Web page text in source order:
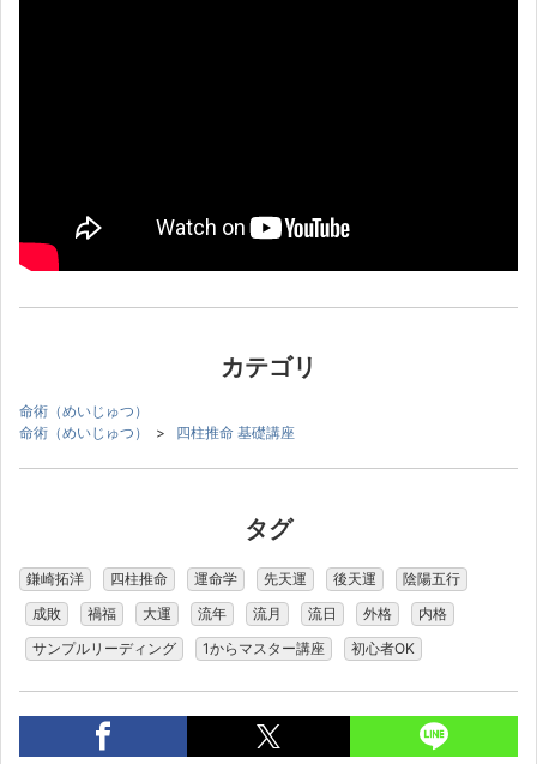
カテゴリ
命術（めいじゅつ）
命術（めいじゅつ）
> 四柱推命 基礎講座
タグ
鎌崎拓洋 四柱推命 運命学 先天運 後天運
陰陽五行
成敗
禍福 大運 流年 流月 流日 外格
内格
サンプルリーディング
1からマスター講座 初心者OK